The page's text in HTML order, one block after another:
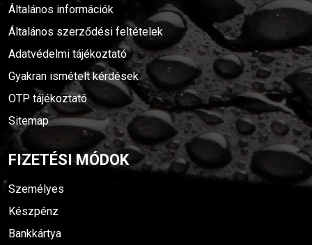
Általános információk
Általános szerződési feltételek
Adatvédelmi tájékoztató
Gyakran ismételt kérdések
OTP tájékoztató
Sitemap
FIZETÉSI MÓDOK
Személyes
Készpénz
Bankkártya